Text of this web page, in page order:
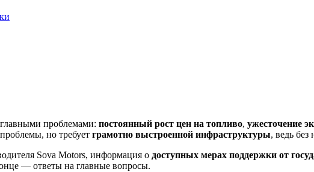
главными проблемами: постоянный рост цен на топливо, ужесточение
но требует грамотно выстроенной инфраструктуры, ведь без
Sova Motors, информация о доступных мерах поддержки от
— ответы на главные вопросы.